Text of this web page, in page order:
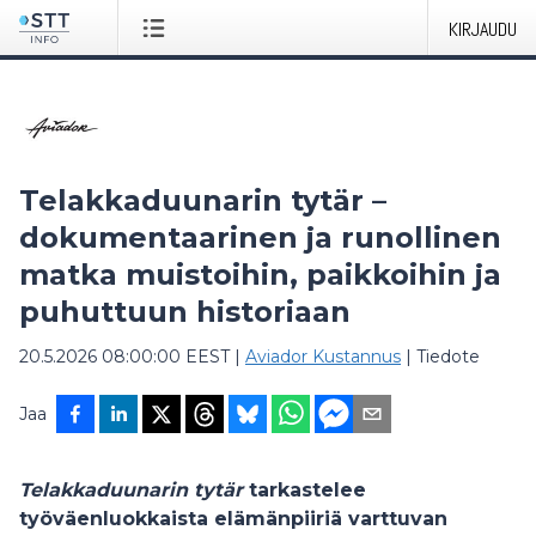
KIRJAUDU
Telakkaduunarin tytär –
dokumentaarinen ja runollinen
matka muistoihin, paikkoihin ja
puhuttuun historiaan
20.5.2026 08:00:00 EEST| Aviador Kustannus | Tiedote
Jaa
Telakkaduunarin tytärtarkastelee
työväenluokkaista elämänpiiriä varttuvan